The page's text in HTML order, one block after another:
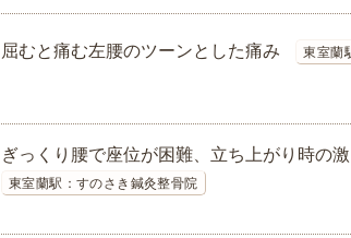
屈むと痛む左腰のツーンとした痛み 東室蘭
ぎっくり腰で座位が困難、立ち上がり時の
東室蘭駅：すのさき鍼灸整骨院